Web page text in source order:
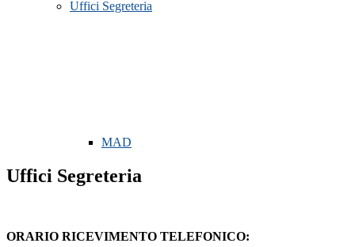
Uffici Segreteria
MAD
Uffici Segreteria
ORARIO RICEVIMENTO TELEFONICO: